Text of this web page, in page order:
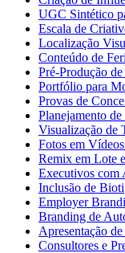
UGC Sintético
Escala de
Localização
Conteúdo de
Pré-Produção
Portfólio para
Provas de
Planejamento
Visualização de
Fotos em
Remix em Lote
Executivos com
Inclusão de
Employer
Branding de
Apresentação
Consultores e